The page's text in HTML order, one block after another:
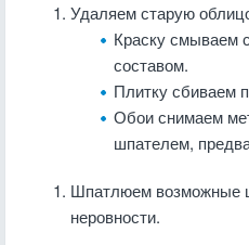
Удаляем старую
Краску смываем
составом.
Плитку сбиваем
Обои снимаем
шпателем,
Шпатлюем возможные
неровности.